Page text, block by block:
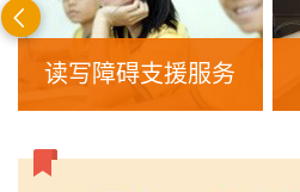
前
一
页读写障碍支援服务